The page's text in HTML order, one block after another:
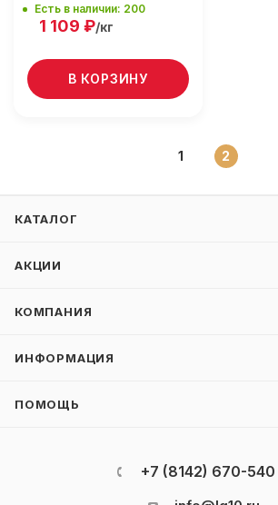
Есть в наличии: 200
1 109 ₽/кг
В КОРЗИНУ
1 2
КАТАЛОГ
АКЦИИ
КОМПАНИЯ
ИНФОРМАЦИЯ
ПОМОЩЬ
+7 (8142) 670-540